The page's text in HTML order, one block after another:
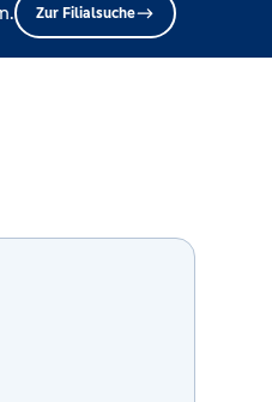
Zur Filialsuche